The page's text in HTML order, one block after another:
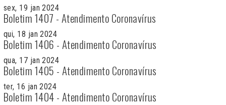
sex, 19 jan 2024
Boletim 1407 - Atendimento Coronavírus
qui, 18 jan 2024
Boletim 1406 - Atendimento Coronavírus
qua, 17 jan 2024
Boletim 1405 - Atendimento Coronavírus
ter, 16 jan 2024
Boletim 1404 - Atendimento Coronavírus